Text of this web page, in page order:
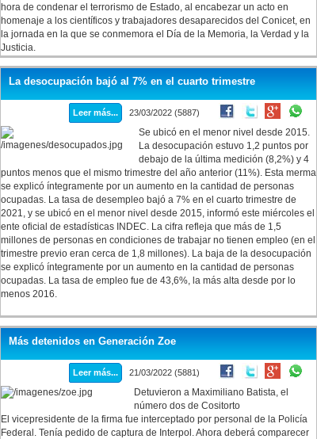
hora de condenar el terrorismo de Estado, al encabezar un acto en
homenaje a los científicos y trabajadores desaparecidos del Conicet, en
la jornada en la que se conmemora el Día de la Memoria, la Verdad y la
Justicia.
La desocupación bajó al 7% en el cuarto trimestre
Leer más... 23/03/2022 (5887)
Se ubicó en el menor nivel desde 2015.
La desocupación estuvo 1,2 puntos por
debajo de la última medición (8,2%) y 4
puntos menos que el mismo trimestre del año anterior (11%). Esta merma
se explicó íntegramente por un aumento en la cantidad de personas
ocupadas. La tasa de desempleo bajó a 7% en el cuarto trimestre de
2021, y se ubicó en el menor nivel desde 2015, informó este miércoles el
ente oficial de estadísticas INDEC. La cifra refleja que más de 1,5
millones de personas en condiciones de trabajar no tienen empleo (en el
trimestre previo eran cerca de 1,8 millones). La baja de la desocupación
se explicó íntegramente por un aumento en la cantidad de personas
ocupadas. La tasa de empleo fue de 43,6%, la más alta desde por lo
menos 2016.
Más detenidos en Generación Zoe
Leer más... 21/03/2022 (5881)
Detuvieron a Maximiliano Batista, el
número dos de Cositorto
El vicepresidente de la firma fue interceptado por personal de la Policía
Federal. Tenía pedido de captura de Interpol. Ahora deberá comparecer